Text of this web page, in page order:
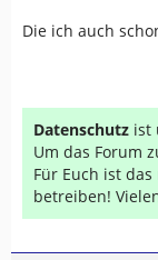
Die ich auch
Datenschutz ist
Um das Forum
Für Euch ist
betreiben!